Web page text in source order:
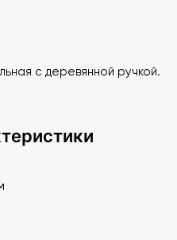
с деревянной ручкой.